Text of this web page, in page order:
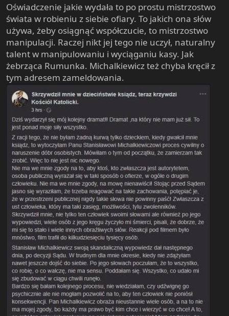
Oświadczenie jakie wydała to po prostu mistrzostwo
świata w robieniu z siebie ofiary. To jakich ona słów
używa, żeby osiągnąć współczucie, to mistrzostwo
manipulacji. Raczej nikt jej tego nie uczył, naturalny
talent w manipulowaniu i wyciąganiu kasy. Jak
żebrząca Rumunka. Michalkiewicz też chyba kręcił z
tym adresem zameldowania.